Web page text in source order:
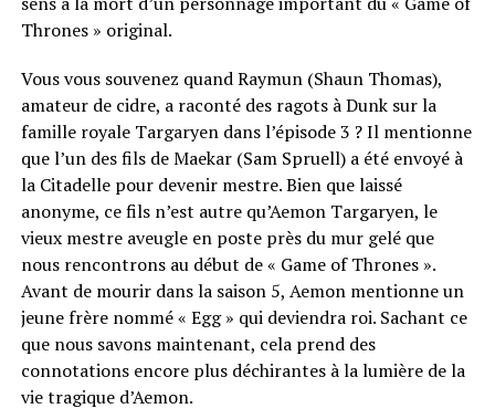
Thrones » original.
Vous vous souvenez quand Raymun (Shaun Thomas),
amateur de cidre, a raconté des ragots à Dunk sur la
famille royale Targaryen dans l’épisode 3 ? Il mentionne
que l’un des fils de Maekar (Sam Spruell) a été envoyé à
la Citadelle pour devenir mestre. Bien que laissé
anonyme, ce fils n’est autre qu’Aemon Targaryen, le
vieux mestre aveugle en poste près du mur gelé que
nous rencontrons au début de « Game of Thrones ».
Avant de mourir dans la saison 5, Aemon mentionne un
jeune frère nommé « Egg » qui deviendra roi. Sachant ce
que nous savons maintenant, cela prend des
connotations encore plus déchirantes à la lumière de la
vie tragique d’Aemon.